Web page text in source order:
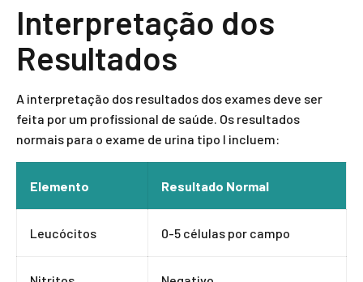
Interpretação dos
Resultados
A interpretação dos resultados dos exames deve ser
feita por um profissional de saúde. Os resultados
normais para o exame de urina tipo I incluem:
Elemento Resultado Normal
Leucócitos 0-5 células por campo